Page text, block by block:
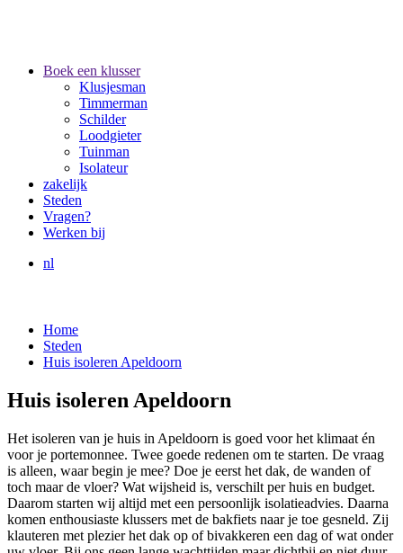
Boek een klusser
Klusjesman
Timmerman
Schilder
Loodgieter
Tuinman
Isolateur
zakelijk
Steden
Vragen?
Werken bij
nl
Home
Steden
Huis isoleren Apeldoorn
Huis isoleren Apeldoorn
Het isoleren van je huis in Apeldoorn is goed voor het klimaat én
voor je portemonnee. Twee goede redenen om te starten. De vraag
is alleen, waar begin je mee? Doe je eerst het dak, de wanden of
toch maar de vloer? Wat wijsheid is, verschilt per huis en budget.
Daarom starten wij altijd met een persoonlijk isolatieadvies. Daarna
komen enthousiaste klussers met de bakfiets naar je toe gesneld. Zij
klauteren met plezier het dak op of bivakkeren een dag of wat onder